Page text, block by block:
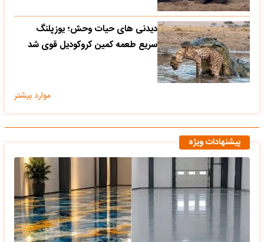
دیدنی های حیات وحش؛ یوزپلنگ
سریع طعمه کمین کروکودیل قوی شد
موارد بیشتر
پیشنهادات ویژه